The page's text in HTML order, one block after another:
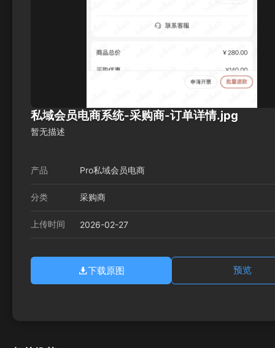
私域会员电商系统-采购商-订单详情.jpg
暂无描述
产品 Pro私域会员电商
分类 采购商
上传时间 2026-02-27
下载原图 预览